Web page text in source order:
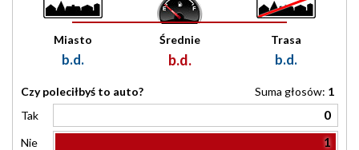
Miasto
b.d.
Średnie
b.d.
Trasa
b.d.
Czy poleciłbyś to auto? Suma głosów: 1
Tak
0
Nie 1